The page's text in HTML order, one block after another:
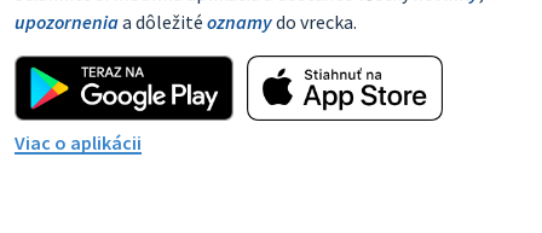
upozorneniaa dôležité oznamydo vrecka.
Viac o aplikácii